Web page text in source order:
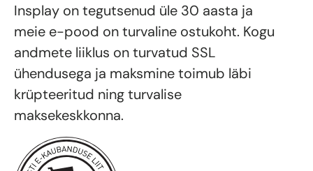
Insplay on tegutsenud üle 30 aasta ja
meie e-pood on turvaline ostukoht. Kogu
andmete liiklus on turvatud SSL
ühendusega ja maksmine toimub läbi
krüpteeritud ning turvalise
maksekeskkonna.